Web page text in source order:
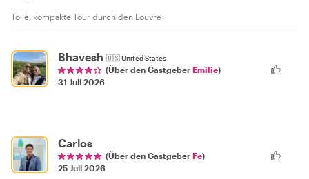
Tolle, kompakte Tour durch den Louvre
Bhavesh 🇺🇸United States
(Über den Gastgeber Emilie)
31 Juli 2026
Carlos
(Über den Gastgeber Fe)
25 Juli 2026